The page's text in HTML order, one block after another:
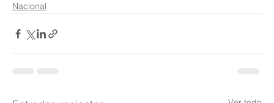
Nacional